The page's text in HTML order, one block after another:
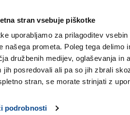
stran vsebuje piškotke
uporabljamo za prilagoditev
našega prometa. Poleg tega
družbenih medijev, oglaševanja
jih posredovali ali pa so jih zbrali
stran, se morate strinjati z
podrobnosti
avgusta 2026
NOVICE
vrvi in